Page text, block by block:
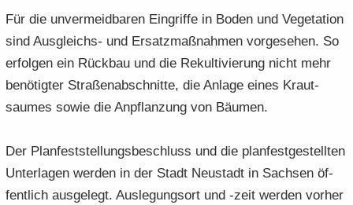
Für die un­ver­meid­ba­ren Ein­grif­fe in Boden und Ve­ge­ta­ti­on
sind Ausgleichs-​ und Er­satz­maß­nah­men vor­ge­se­hen. So
er­fol­gen ein Rück­bau und die Re­kul­ti­vie­rung nicht mehr
be­nö­tig­ter Stra­ßen­ab­schnit­te, die An­la­ge eines Kraut­
saumes sowie die An­pflan­zung von Bäu­men.
Der Plan­fest­stel­lungs­be­schluss und die plan­fest­ge­stell­ten
Un­ter­la­gen wer­den in der Stadt Neu­stadt in Sach­sen öf­
fent­lich aus­ge­legt. Aus­le­gungs­ort und -zeit wer­den vor­her